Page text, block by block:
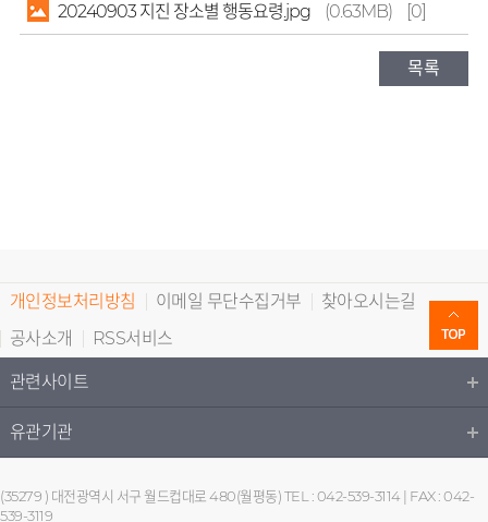
20240903 지진 장소별 행동요령.jpg
(0.63MB) [0]
목록
개인정보처리방침 이메일 무단수집거부
찾아오시는길
공사소개
RSS서비스
관련사이트
유관기관
(35279 ) 대전광역시 서구 월드컵대로 480(월평동) TEL : 042-539-3114 | FAX : 042-
539-3119